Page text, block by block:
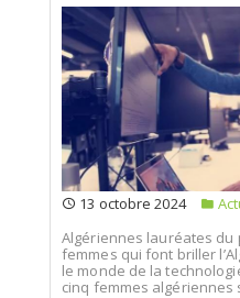
13 octobre 2024
Algériennes lauréates du
femmes qui font briller
le monde de la
cinq femmes algériennes